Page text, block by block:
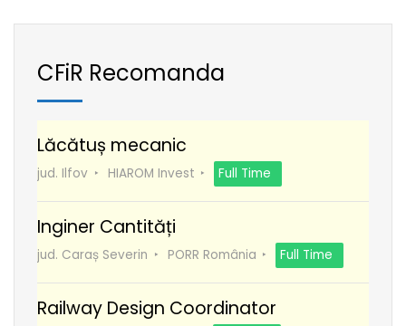
CFiR Recomanda
Lăcătuș mecanic
jud. Ilfov HIAROM Invest Full Time
Inginer Cantități
jud. Caraș Severin PORR România Full Time
Railway Design Coordinator